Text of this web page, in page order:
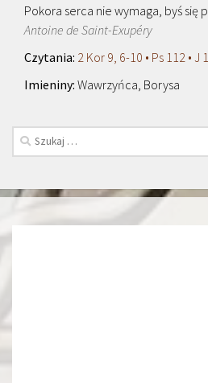
Pokora serca nie wymaga, byś się
Antoine de Saint-Exupéry
2 Kor 9, 6-10 • Ps 112 • J
Wawrzyńca, Borysa
Szukaj: